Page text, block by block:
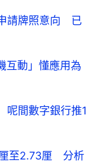
請牌照意向 已
動」懂應用為
間數字銀行推1
至2.73厘 分析